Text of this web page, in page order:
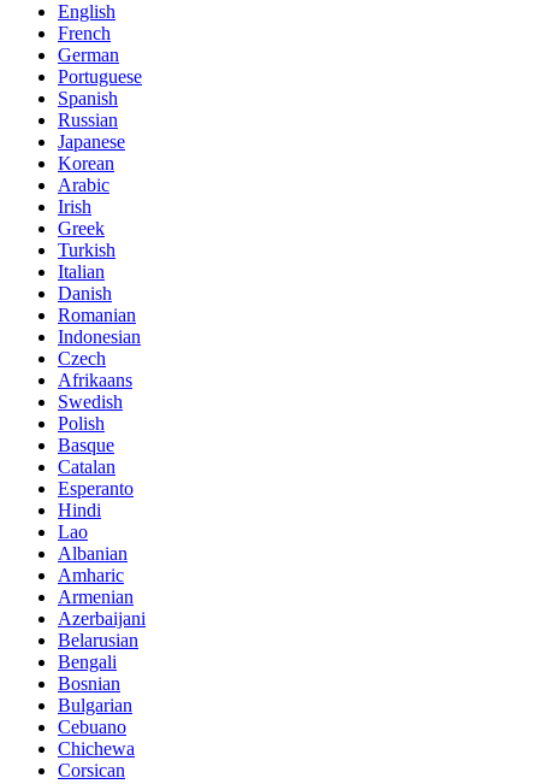
English
French
German
Portuguese
Spanish
Russian
Japanese
Korean
Arabic
Irish
Greek
Turkish
Italian
Danish
Romanian
Indonesian
Czech
Afrikaans
Swedish
Polish
Basque
Catalan
Esperanto
Hindi
Lao
Albanian
Amharic
Armenian
Azerbaijani
Belarusian
Bengali
Bosnian
Bulgarian
Cebuano
Chichewa
Corsican